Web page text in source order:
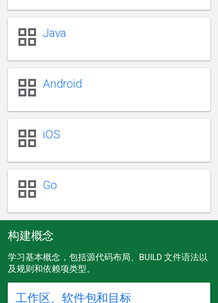
grid_view Java
grid_view Android
grid_view iOS
grid_view Go
构建概念
学习基本概念，包括源代码布局、BUILD 文件语法以
及规则和依赖项类型。
工作区、软件包和目标